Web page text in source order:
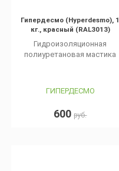
Гипердесмо (Hyperdesmo), 1
кг., красный (RAL3013)
Гидроизоляционная
полиуретановая мастика
ГИПЕРДЕСМО
600руб.